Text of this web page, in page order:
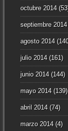
octubre 2014
septiembre 2014
agosto 2014
julio 2014(161)
junio 2014(144)
mayo 2014(139)
abril 2014(74)
marzo 2014(4)